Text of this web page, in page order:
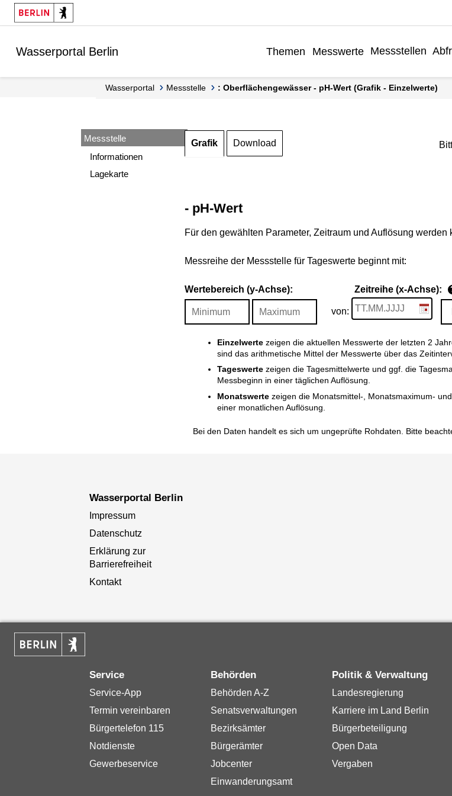
Springe zur Navigation
Springe zum Inhalt
Wasserportal Berlin Themen Messwerte Messstellen
Wasserportal Messstelle : Oberflächengewässer - pH-Wert (Grafik - Einzelwerte)
Messstelle
Informationen
Lagekarte
Grafik Download
- pH-Wert
Für den gewählten Parameter, Zeitraum und Auflösung
Messreihe der Messstelle für Tageswerte beginnt mit:
Wertebereich (y-Achse): Zeitreihe (x-Achse):
von:
Einzelwertezeigen die aktuellen Messwerte der letzten 2
sind das arithmetische Mittel der Messwerte über das
Tageswertezeigen die Tagesmittelwerte und ggf. die
Messbeginn in einer täglichen Auflösung.
Monatswertezeigen die Monatsmittel-, Monatsmaximum-
einer monatlichen Auflösung.
Bei den Daten handelt es sich um ungeprüfte Rohdaten. Bitte
Wasserportal Berlin
Impressum
Datenschutz
Erklärung zur
Barrierefreiheit
Kontakt
Service
Service-App
Termin vereinbaren
Bürgertelefon 115
Notdienste
Gewerbeservice
Behörden
Behörden A-Z
Senatsverwaltungen
Bezirksämter
Bürgerämter
Jobcenter
Einwanderungsamt
Politik & Verwaltung
Landesregierung
Karriere im Land Berlin
Bürgerbeteiligung
Open Data
Vergaben